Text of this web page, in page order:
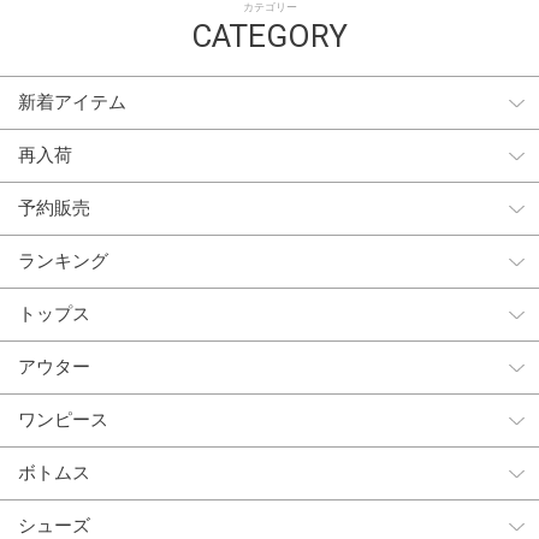
カテゴリー
CATEGORY
新着アイテム
再入荷
予約販売
ランキング
トップス
アウター
ワンピース
ボトムス
シューズ